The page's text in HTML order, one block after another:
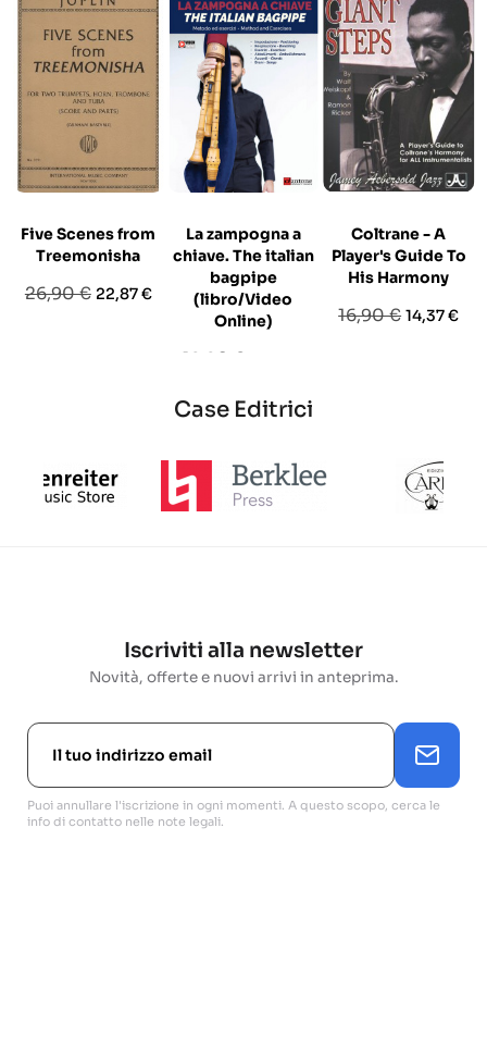
Five Scenes from
Treemonisha
Prezzo
26,90 € Prezzo
22,87 €
La zampogna a
chiave. The italian
bagpipe
(libro/Video
Online)
Prezzo
19,90 €
Coltrane - A
Player's Guide To
His Harmony
Prezzo
16,90 € Prezzo
14,37 €
Case Editrici
Iscriviti alla newsletter
Novità, offerte e nuovi arrivi in anteprima.
Puoi annullare l'iscrizione in ogni momenti. A questo scopo, cerca le
info di contatto nelle note legali.